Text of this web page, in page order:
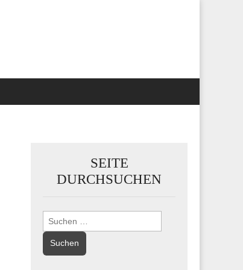
SEITE
DURCHSUCHEN
Suchen
nach: